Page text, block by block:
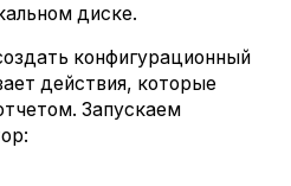
диске.
конфигурационный
действия, которые
Запускаем